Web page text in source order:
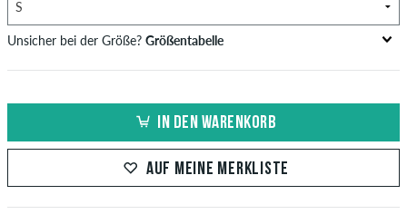
Unsicher bei der Größe? Größentabelle
US EU
in cm
in cm
XS 32 76-82 61-67 84-90
IN DEN WARENKORB
AUF MEINE MERKLISTE